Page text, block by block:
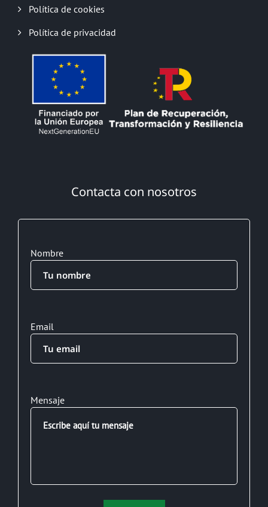
Política de cookies
Política de privacidad
Contacta con nosotros
Nombre
Email
Mensaje